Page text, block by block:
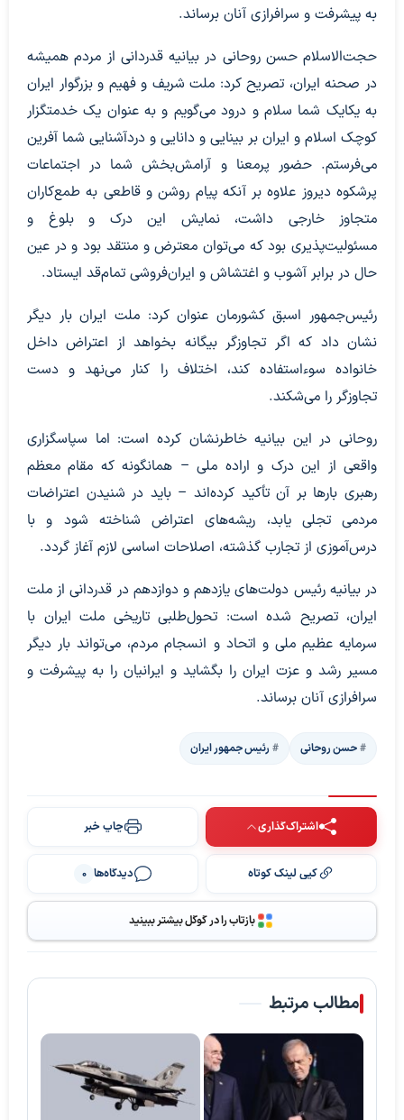
به پیشرفت و سرافرازی آنان برساند.
حجت‌الاسلام‌ حسن روحانی در بیانیه قدردانی از مردم همیشه
در صحنه ایران، تصریح کرد: ملت شریف و فهیم و بزرگوار ایران
به یکایک شما سلام و درود می‌گویم و به عنوان یک خدمتگزار
کوچک اسلام و ایران بر بینایی و دانایی و دردآشنایی شما آفرین
می‌فرستم. حضور پرمعنا و آرامش‌بخش شما در اجتماعات
پرشکوه دیروز علاوه بر آنکه پیام روشن و قاطعی به طمع‌کاران
متجاوز خارجی داشت، نمایش این درک و بلوغ و
مسئولیت‌پذیری بود که می‌توان معترض و منتقد بود و در عین
حال در برابر آشوب و اغتشاش و ایران‌فروشی تمام‌قد ایستاد.
رئیس‌جمهور اسبق کشورمان عنوان کرد: ملت ایران بار دیگر
نشان داد که اگر تجاوزگر بیگانه بخواهد از اعتراض داخل
خانواده سوءاستفاده کند، اختلاف را کنار می‌نهد و دست
تجاوزگر را می‌شکند.
روحانی در این بیانیه خاطرنشان کرده است: اما سپاسگزاری
واقعی از این درک و اراده ملی – همانگونه که مقام معظم
رهبری بارها بر آن تأکید کرده‌اند – باید در شنیدن اعتراضات
مردمی تجلی یابد، ریشه‌های اعتراض شناخته شود و با
درس‌آموزی از تجارب گذشته، اصلاحات اساسی لازم آغاز گردد.
در بیانیه رئیس دولت‌های یازدهم و دوازدهم در قدردانی از ملت
ایران، تصریح شده است: تحول‌طلبی تاریخی ملت ایران با
سرمایه عظیم ملی و اتحاد و انسجام مردم، می‌تواند بار دیگر
مسیر رشد و عزت ایران را بگشاید و ایرانیان را به پیشرفت و
سرافرازی آنان برساند.
حسن روحانی رئیس جمهور ایران
اشتراک‌گذاری چاپ خبر
کپی لینک کوتاه دیدگاه‌ها 0
بازتاب را در گوگل بیشتر ببینید
مطالب مرتبط